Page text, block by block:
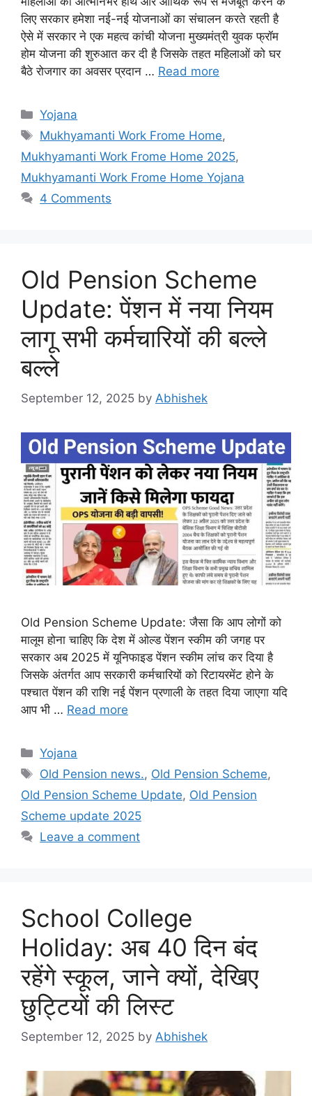
लिए सरकार हमेशा नई-नई योजनाओं का संचालन करते रहती है
ऐसे में सरकार ने एक महत्व कांची योजना मुख्यमंत्री युवक फ्रॉम
होम योजना की शुरुआत कर दी है जिसके तहत महिलाओं को घर
बैठे रोजगार का अवसर प्रदान … Read more
Categories
Yojana
Tags
Mukhyamanti Work Frome Home,
Mukhyamanti Work Frome Home 2025,
Mukhyamanti Work Frome Home Yojana
4 Comments
Old Pension Scheme
Update: पेंशन में नया नियम
लागू सभी कर्मचारियों की बल्ले
बल्ले
September 12, 2025 by Abhishek
Old Pension Scheme Update: जैसा कि आप लोगों को
मालूम होना चाहिए कि देश में ओल्ड पेंशन स्कीम की जगह पर
सरकार अब 2025 में यूनिफाइड पेंशन स्कीम लांच कर दिया है
जिसके अंतर्गत आप सरकारी कर्मचारियों को रिटायरमेंट होने के
पश्चात पेंशन की राशि नई पेंशन प्रणाली के तहत दिया जाएगा यदि
आप भी … Read more
Categories
Yojana
Tags
Old Pension news., Old Pension Scheme,
Old Pension Scheme Update, Old Pension
Scheme update 2025
Leave a comment
School College
Holiday: अब 40 दिन बंद
रहेंगे स्कूल, जाने क्यों, देखिए
छुट्टियों की लिस्ट
September 12, 2025 by Abhishek